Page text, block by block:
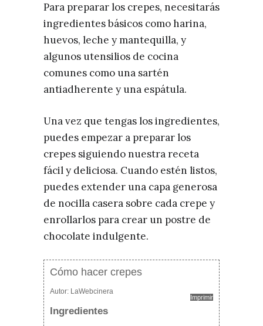
Para preparar los crepes, necesitarás
ingredientes básicos como harina,
huevos, leche y mantequilla, y
algunos utensilios de cocina
comunes como una sartén
antiadherente y una espátula.
Una vez que tengas los ingredientes,
puedes empezar a preparar los
crepes siguiendo nuestra receta
fácil y deliciosa. Cuando estén listos,
puedes extender una capa generosa
de nocilla casera sobre cada crepe y
enrollarlos para crear un postre de
chocolate indulgente.
Cómo hacer crepes
Imprimir
Autor: LaWebcinera
Ingredientes